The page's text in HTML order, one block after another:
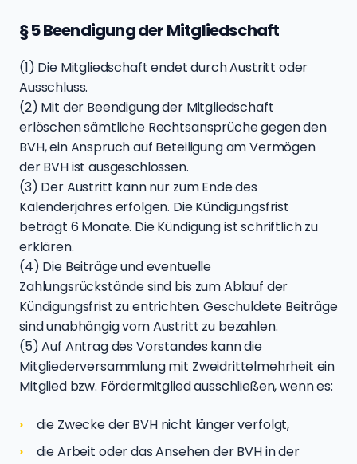
§ 5 Beendigung der Mitgliedschaft
(1) Die Mitgliedschaft endet durch Austritt oder
Ausschluss.
(2) Mit der Beendigung der Mitgliedschaft
erlöschen sämtliche Rechtsansprüche gegen den
BVH, ein Anspruch auf Beteiligung am Vermögen
der BVH ist ausgeschlossen.
(3) Der Austritt kann nur zum Ende des
Kalenderjahres erfolgen. Die Kündigungsfrist
beträgt 6 Monate. Die Kündigung ist schriftlich zu
erklären.
(4) Die Beiträge und eventuelle
Zahlungsrückstände sind bis zum Ablauf der
Kündigungsfrist zu entrichten. Geschuldete Beiträge
sind unabhängig vom Austritt zu bezahlen.
(5) Auf Antrag des Vorstandes kann die
Mitgliederversammlung mit Zweidrittelmehrheit ein
Mitglied bzw. Fördermitglied ausschließen, wenn es:
die Zwecke der BVH nicht länger verfolgt,
die Arbeit oder das Ansehen der BVH in der